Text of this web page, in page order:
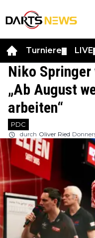
Turniere LIVE
Niko
„Ab August
arbeiten“
PDC
durch Oliver Ried